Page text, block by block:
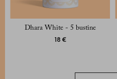
Dhara White - 5 bustine
18 €